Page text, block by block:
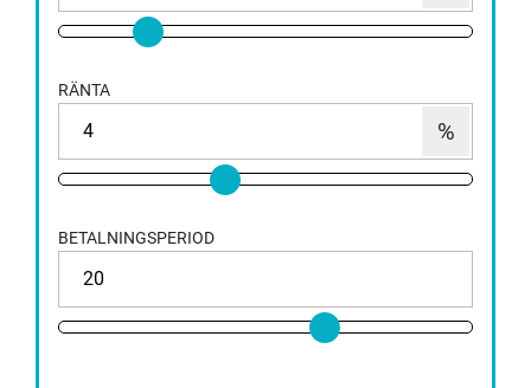
RÄNTA
BETALNINGSPERIOD